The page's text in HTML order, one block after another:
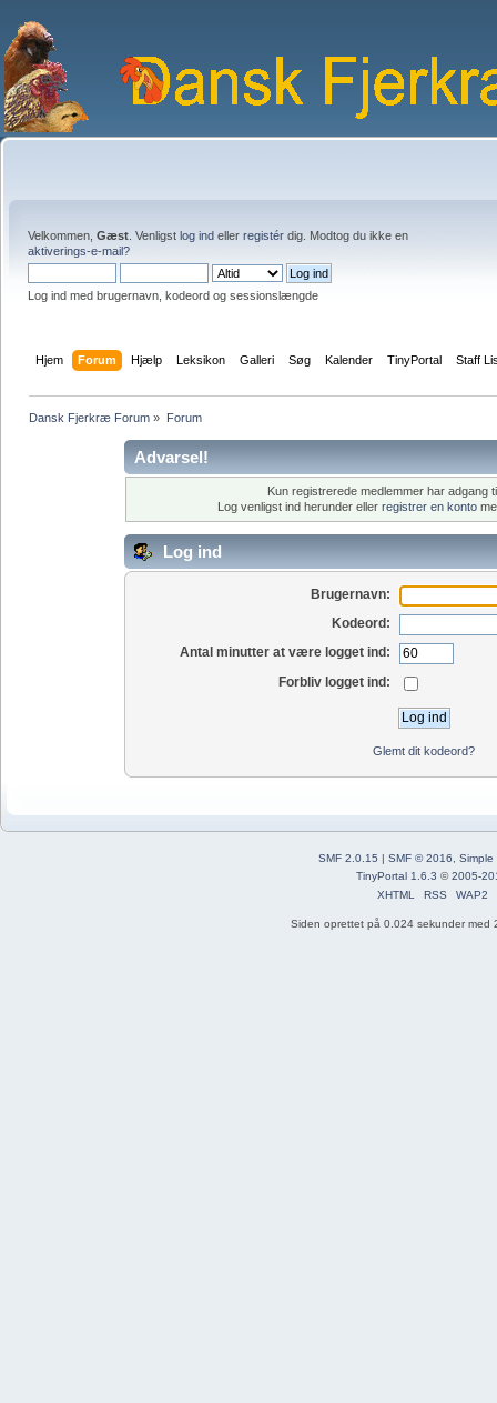
Velkommen, Gæst . Venligst log ind eller registér dig. Modtog du ikke en
aktiverings-e-mail?
Log ind med brugernavn, kodeord og sessionslængde
Hjem Forum Hjælp Leksikon Galleri Søg Kalender TinyPortal Staff
Dansk Fjerkræ Forum » Forum
Advarsel!
Kun registrerede medlemmer har adgang
Log venligst ind herunder eller registrer en konto
Log ind
Brugernavn:
Kodeord:
Antal minutter at være logget ind:
Forbliv logget ind:
Glemt dit kodeord?
SMF 2.0.15 | SMF © 2016
Simple
TinyPortal 1.6.3 ©2005-
XHTML
RSS WAP2
Siden oprettet på 0.024 sekunder med